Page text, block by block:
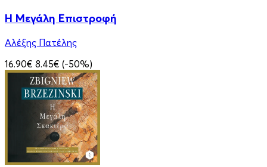
Η Μεγάλη Επιστροφή
Αλέξης Πατέλης
16.90€ 8.45€ (-50%)